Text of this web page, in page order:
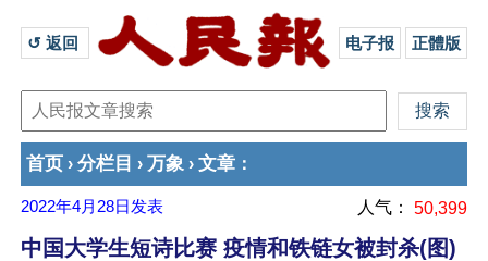
↺ 返回 电子报 正體版
首页 › 分栏目 › 万象 › 文章 ：
2022年4月28日 发表 人气： 50,399
中国大学生短诗比赛 疫情和铁链女被封杀(图)